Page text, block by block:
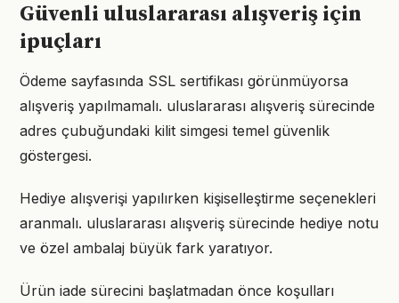
Güvenli uluslararası alışveriş için
ipuçları
Ödeme sayfasında SSL sertifikası görünmüyorsa
alışveriş yapılmamalı. uluslararası alışveriş sürecinde
adres çubuğundaki kilit simgesi temel güvenlik
göstergesi.
Hediye alışverişi yapılırken kişiselleştirme seçenekleri
aranmalı. uluslararası alışveriş sürecinde hediye notu
ve özel ambalaj büyük fark yaratıyor.
Ürün iade sürecini başlatmadan önce koşulları